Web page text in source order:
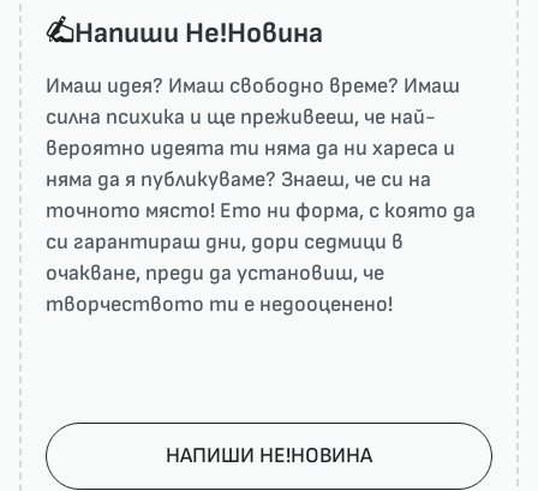
Напиши He!Новина
Имаш идея? Имаш свободно време? Имаш
силна психика и ще преживееш, че най-
вероятно идеята ти няма да ни харесa и
няма да я публикуваме? Знаеш, че си на
точното място! Ето ни форма, с която да
си гарантираш дни, дори седмици в
очакване, преди да установиш, че
творчеството ти е недооценено!
НАПИШИ НЕ!НОВИНА